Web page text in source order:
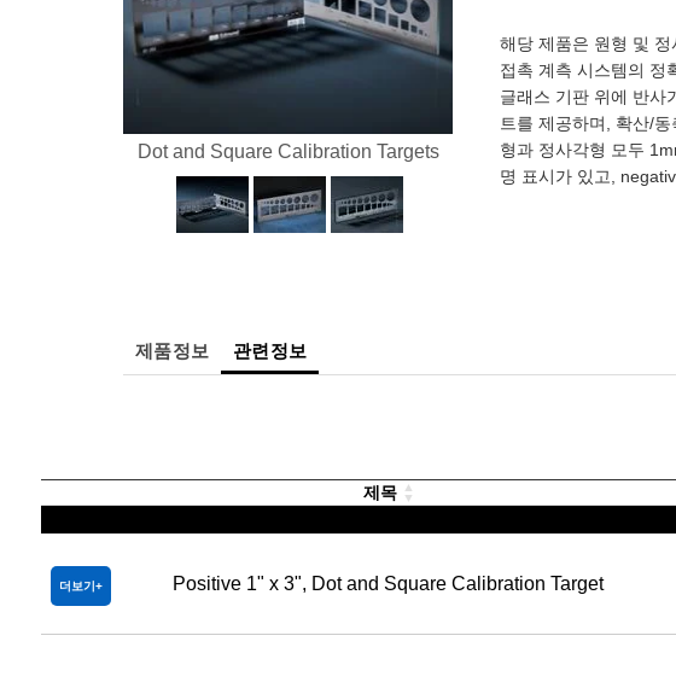
Dot and Square Calibration Targets
해당 제품은 원형 및
접촉 계측 시스템의 정
글래스 기판 위에 반사
트를 제공하며, 확산/
형과 정사각형 모두
명 표시가 있고,
제품정보 관련정보
제목
더보기 Positive 1" x 3", Dot and Square Calibration Target